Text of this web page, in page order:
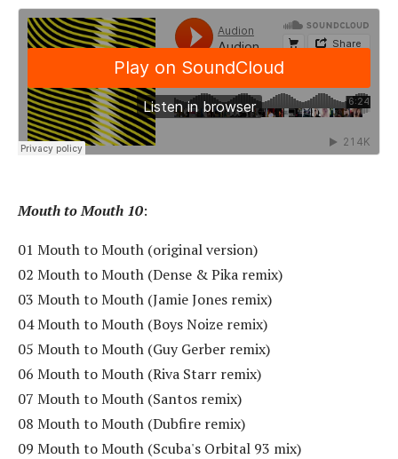
Mouth to Mouth 10:
01 Mouth to Mouth (original version)
02 Mouth to Mouth (Dense & Pika remix)
03 Mouth to Mouth (Jamie Jones remix)
04 Mouth to Mouth (Boys Noize remix)
05 Mouth to Mouth (Guy Gerber remix)
06 Mouth to Mouth (Riva Starr remix)
07 Mouth to Mouth (Santos remix)
08 Mouth to Mouth (Dubfire remix)
09 Mouth to Mouth (Scuba's Orbital 93 mix)